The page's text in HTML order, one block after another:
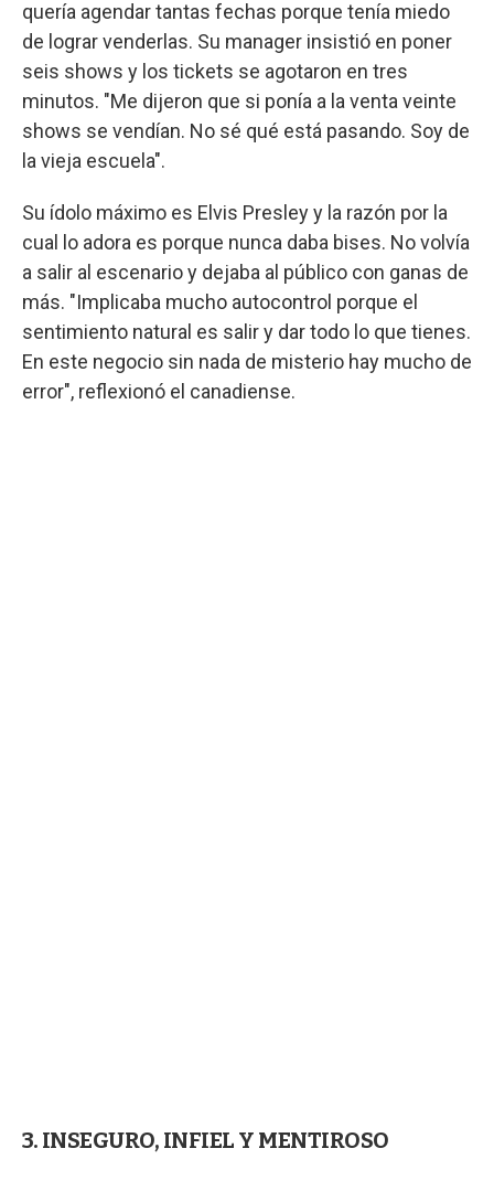
quería agendar tantas fechas porque tenía miedo
de lograr venderlas. Su manager insistió en poner
seis shows y los tickets se agotaron en tres
minutos. "Me dijeron que si ponía a la venta veinte
shows se vendían. No sé qué está pasando. Soy de
la vieja escuela".
Su ídolo máximo es Elvis Presley y la razón por la
cual lo adora es porque nunca daba bises. No volvía
a salir al escenario y dejaba al público con ganas de
más. "Implicaba mucho autocontrol porque el
sentimiento natural es salir y dar todo lo que tienes.
En este negocio sin nada de misterio hay mucho de
error", reflexionó el canadiense.
3. INSEGURO, INFIEL Y MENTIROSO